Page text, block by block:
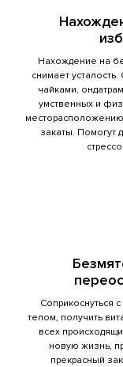
Нахождение на
снимает
чайками,
умственных и
закаты. Помогут
Соприкоснуться
телом, получить
всех
новую жизнь,
прекрасный